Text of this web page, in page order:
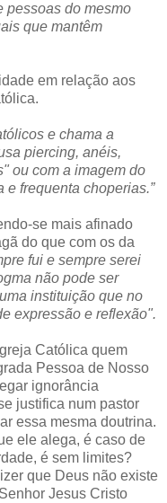
pessoas do mesmo
que mantêm
em relação aos
e chama a
piercing, anéis,
ou com a imagem do
frequenta choperias.”
se mais afinado
do que com os da
fui e sempre serei
não pode ser
instituição que no
expressão e reflexão".
Católica quem
Pessoa de Nosso
ignorância
justifica num pastor
essa mesma doutrina.
ele alega, é caso de
é sem limites?
que Deus não existe
Jesus Cristo